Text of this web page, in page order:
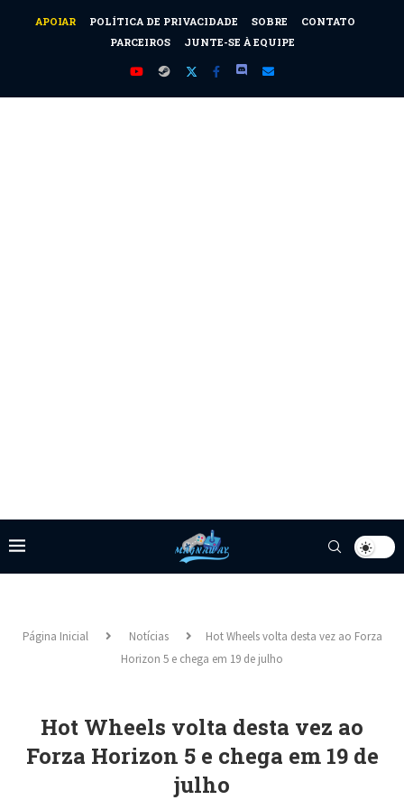
APOIAR POLÍTICA DE PRIVACIDADE SOBRE
CONTATO
PARCEIROS
JUNTE-SE À EQUIPE
Página Inicial Notícias
Hot Wheels volta desta vez ao Forza
Horizon 5 e chega em 19 de julho
Hot Wheels volta desta vez ao
Forza Horizon 5 e chega em 19 de
julho